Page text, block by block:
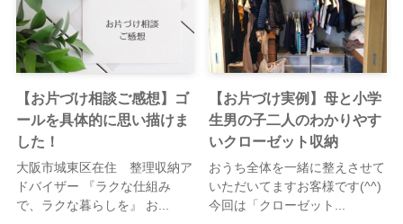
【お片づけ相談ご感想】ゴ
ールを具体的に思い描けま
した！
大阪市城東区在住 整理収納ア
ドバイザー 『ラクな仕組み
で、ラクな暮らしを』 お...
【お片づけ実例】母と小学
生男の子二人のわかりやす
いクローゼット収納
おうち全体を一緒に整えさせて
いただいてますお客様です(^^)
今回は「クローゼット...